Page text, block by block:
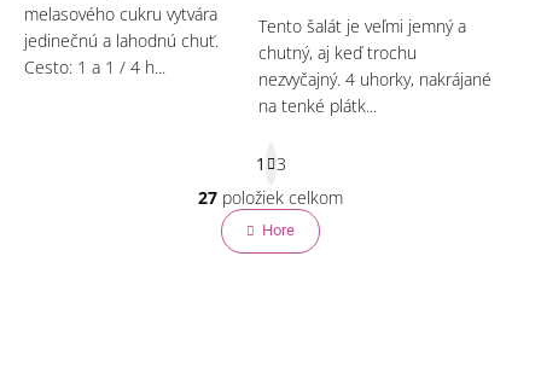
melasového cukru vytvára
jedinečnú a lahodnú chuť.
Cesto: 1 a 1 / 4 h...
Tento šalát je veľmi jemný a
chutný, aj keď trochu
nezvyčajný. 4 uhorky, nakrájané
na tenké plátk...
O
v
l
t
r
á
n
k
1
3
27 položiek celkom
Hore